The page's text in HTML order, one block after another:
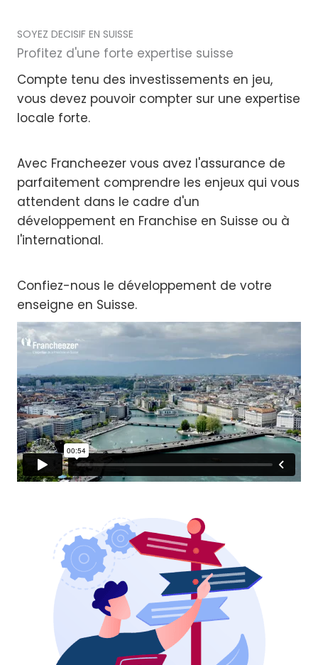
SOYEZ DECISIF EN SUISSE
Profitez d'une forte expertise suisse
Compte tenu des investissements en jeu,
vous devez pouvoir compter sur une expertise
locale forte.
Avec Francheezer vous avez l'assurance de
parfaitement comprendre les enjeux qui vous
attendent dans le cadre d'un
développement en Franchise en Suisse ou à
l'international.
Confiez-nous le développement de votre
enseigne en Suisse.